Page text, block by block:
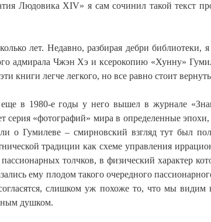
Людовика XIV» я сам сочинил такой текст
лет. Недавно, разбирая дебри библиотеки,
адмирала Чжэн Хэ и ксерокопию «Хунну»
книги легче легкого, но все равно стоит
в 1980-е годы у него вышел в журнале
серия «фотографий» мира в определенные эпохи,
о Гумилеве – смирновский взгляд тут был
традиции как схеме управления
толчков, в физический характер
ему плодом такого очередного
слишком уж похоже то, что мы
душком.